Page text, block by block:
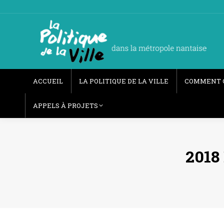
ACCUEIL LA POLITIQUE DE LA VILLE COMMENT
APPELS À PROJETS